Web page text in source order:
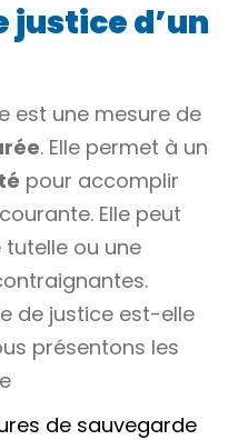
justice d’un
est une mesure de
. Elle permet à un
pour accomplir
Elle peut
ou une
de justice est-elle
présentons les
de sauvegarde